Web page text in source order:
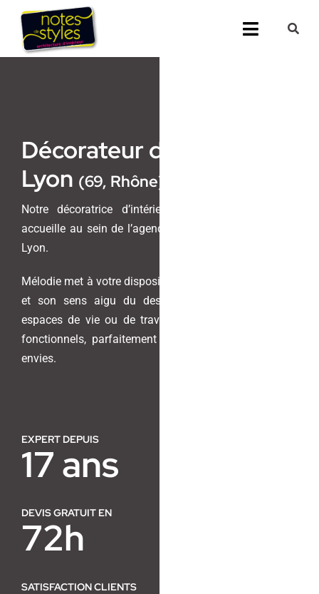
Passer
contenu
Toggle
Décorateur d’intérieur à
Lyon (69, Rhône)
Notre décoratrice d’intérieur, Mélodie Guillot, vous
accueille au sein de l’agence Notes de Styles située à
Lyon.
Mélodie met à votre disposition son savoir-faire unique
et son sens aigu du design pour transformer vos
espaces de vie ou de travail en lieux harmonieux et
fonctionnels, parfaitement adaptés à vos besoins et
envies.
EXPERT DEPUIS
17 ans
DEVIS GRATUIT EN
72h
SATISFACTION CLIENTS